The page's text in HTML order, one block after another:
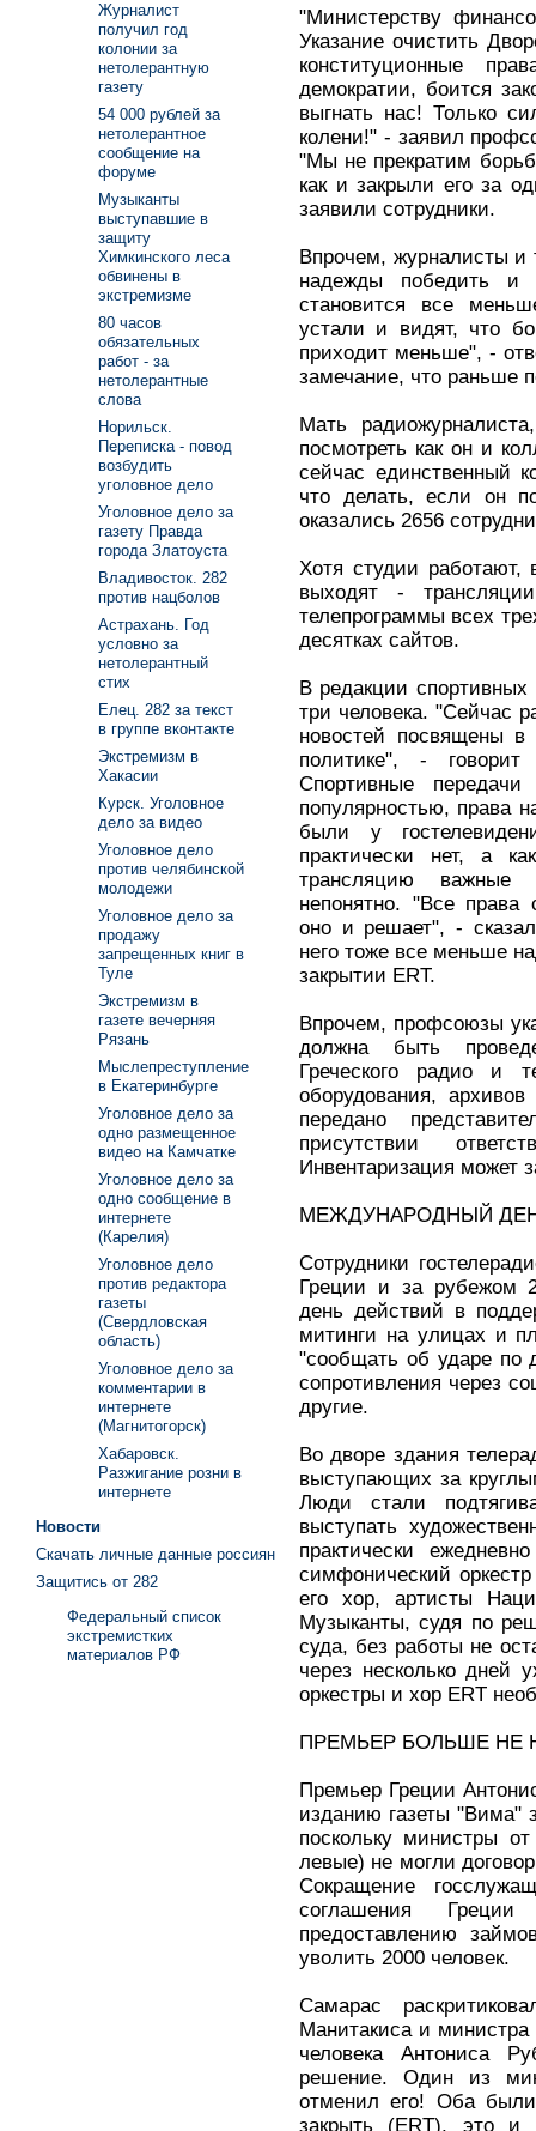
"Министерству
Указание очистить
конституционные
демократии, боится
выгнать нас! Только
колени!" - заявил
"Мы не прекратим
как и закрыли его за
заявили сотрудники.
Впрочем, журналисты и
надежды победить и
становится все
устали и видят, что
приходит меньше", -
замечание, что раньше
Мать
посмотреть как он и
сейчас единственный
что делать, если он
оказались 2656
Хотя студии
выходят -
телепрограммы всех
десятках сайтов.
В редакции спортивных
три человека. "Сейчас
новостей посвящены в
политике", - говорит
Спортивные
популярностью, права
были у
практически нет, а
трансляцию
непонятно. "Все права
оно и решает", -
него тоже все меньше
закрытии ERT.
Впрочем, профсоюзы
должна быть
Греческого радио и
оборудования,
передано
присутствии
Инвентаризация может
МЕЖДУНАРОДНЫЙ
Сотрудники
Греции и за рубежом
день действий в
митинги на улицах и
"сообщать об ударе по
сопротивления через
другие.
Во дворе здания
выступающих за
Люди стали
выступать
практически
симфонический
его хор, артисты
Музыканты, судя по
суда, без работы не
через несколько дней
оркестры и хор ERT
ПРЕМЬЕР БОЛЬШЕ НЕ
Премьер Греции
изданию газеты "Вима"
поскольку министры
левые) не могли
Сокращение
соглашения
предоставлению
уволить 2000 человек.
Самарас
Манитакиса и
человека Антониса
решение. Один из
отменил его! Оба
закрыть (ERT), это и
Журналист
получил год
колонии за
нетолерантную
газету
54 000 рублей за
нетолерантное
сообщение на
форуме
Музыканты
выступавшие в
защиту
Химкинского леса
обвинены в
экстремизме
80 часов
обязательных
работ - за
нетолерантные
слова
Норильск.
Переписка - повод
возбудить
уголовное дело
Уголовное дело за
газету Правда
города Златоуста
Владивосток. 282
против нацболов
Астрахань. Год
условно за
нетолерантный
стих
Елец. 282 за текст
в группе вконтакте
Экстремизм в
Хакасии
Курск. Уголовное
дело за видео
Уголовное дело
против челябинской
молодежи
Уголовное дело за
продажу
запрещенных книг в
Туле
Экстремизм в
газете вечерняя
Рязань
Мыслепреступление
в Екатеринбурге
Уголовное дело за
одно размещенное
видео на Камчатке
Уголовное дело за
одно сообщение в
интернете
(Карелия)
Уголовное дело
против редактора
газеты
(Свердловская
область)
Уголовное дело за
комментарии в
интернете
(Магнитогорск)
Хабаровск.
Разжигание розни в
интернете
Новости
Скачать личные данные россиян
Защитись от 282
Федеральный список
экстремистких
материалов РФ